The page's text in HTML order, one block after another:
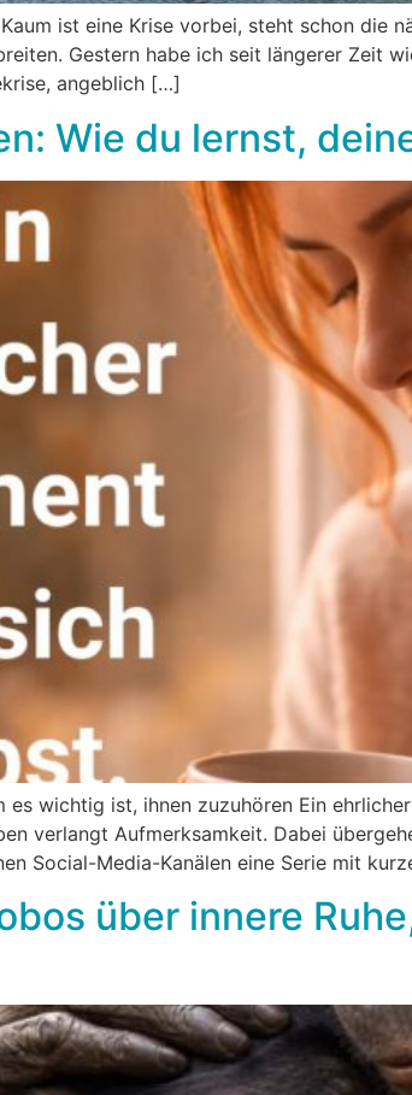
ist eine Krise vorbei, steht schon die
Gestern habe ich seit längerer Zeit
angeblich […]
Wie du lernst,
es wichtig ist, ihnen zuzuhören Ein
verlangt Aufmerksamkeit. Dabei
Social-Media-Kanälen eine Serie mit
über innere